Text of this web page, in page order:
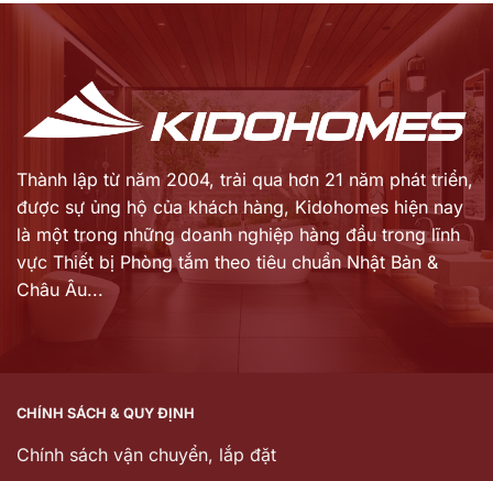
115.884.000 ₫.
93.634.000 ₫.
Thành lập từ năm 2004, trải qua hơn 21 năm phát triển,
được sự ủng hộ của khách hàng, Kidohomes hiện nay
là một trong những doanh nghiệp hàng đầu trong lĩnh
vực Thiết bị Phòng tắm theo tiêu chuẩn Nhật Bản &
Châu Âu...
CHÍNH SÁCH & QUY ĐỊNH
Chính sách vận chuyển, lắp đặt